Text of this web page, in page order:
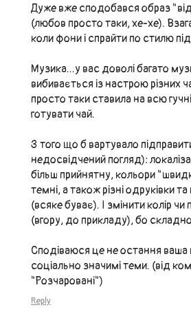
Дуже вже сподобався образ
(любов просто таки, хе-хе).
коли фони і спрайти по стилю
Музика...у вас доволі багато
вибивається із настрою різних
просто таки ставила на всю
готувати чай.
З того що б вартувало
недосвідчений погляд):
більш прийнятну, кольори
темні, а також різні одруківки
(всяке буває). І змінити колір
(вгору, до прикладу), бо
Сподіваюся це не остання
соціально значимі теми. (від
"Розчаровані")
Reply